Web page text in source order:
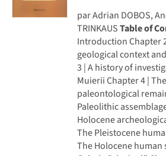
par Adrian DOBOS,
TRINKAUSTable of
Introduction Chapter
geological context
3 | A history of
Muierii Chapter 4 |
paleontological
Paleolithic
Holocene
The Pleistocene
The Holocene